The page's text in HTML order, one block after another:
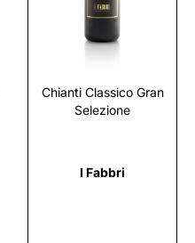
Chianti Classico Gran
Selezione
I Fabbri
Scopri